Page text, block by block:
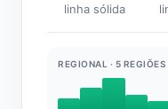
linha sólida
REGIONAL · 5 REGIÕES